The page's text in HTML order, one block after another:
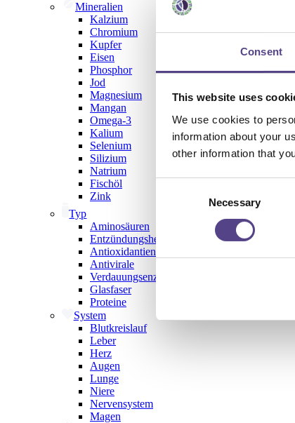
Consent
This website uses
We use cookies to
information about your
other information that
Necessary
Mineralien
Kalzium
Chromium
Kupfer
Eisen
Phosphor
Jod
Magnesium
Mangan
Omega-3
Kalium
Selenium
Silizium
Natrium
Fischöl
Zink
Typ
Aminosäuren
Entzündungshemmend
Antioxidantien
Antivirale
Verdauungsenzyme
Glasfaser
Proteine
System
Blutkreislauf
Leber
Herz
Augen
Lunge
Niere
Nervensystem
Magen